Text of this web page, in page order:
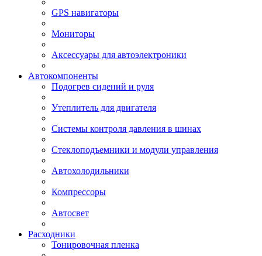
GPS навигаторы
Мониторы
Аксессуары для автоэлектроники
Автокомпоненты
Подогрев сидений и руля
Утеплитель для двигателя
Системы контроля давления в шинах
Стеклоподъемники и модули управления
Автохолодильники
Компрессоры
Автосвет
Расходники
Тонировочная пленка